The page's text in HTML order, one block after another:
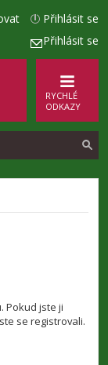
Přihlásit se
Přihlásit se
RYCHLÉ
ODKAZY
Pokud jste ji
se registrovali.